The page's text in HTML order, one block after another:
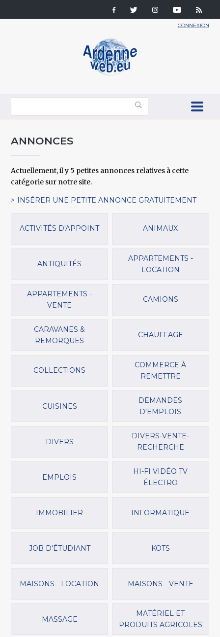
CONNEXION
ANNONCES
Actuellement, il y 5 petites annonces relatives à cette
catégorie sur notre site.
INSÉRER UNE PETITE ANNONCE GRATUITEMENT
ACTIVITÉS D'APPOINT ANIMAUX
ANTIQUITÉS
APPARTEMENTS -
LOCATION
APPARTEMENTS -
VENTE
CAMIONS
CARAVANES &
REMORQUES
CHAUFFAGE
COLLECTIONS
COMMERCE À
REMETTRE
CUISINES
DEMANDES
D'EMPLOIS
DIVERS
DIVERS-VENTE-
RECHERCHE
EMPLOIS
HI-FI VIDÉO TV
ÉLECTRO
IMMOBILIER INFORMATIQUE
JOB D'ÉTUDIANT KOTS
MAISONS - LOCATION MAISONS - VENTE
MASSAGE
MATÉRIEL ET
PRODUITS AGRICOLES